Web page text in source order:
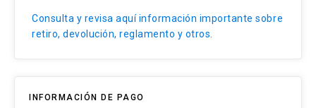
Process Model and Notation (BPMN)
Consulta y revisa aquí información importante sobre
retiro, devolución, reglamento y otros.
INFORMACIÓN DE PAGO